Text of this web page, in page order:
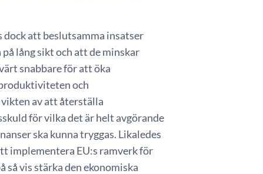
att beslutsamma insatser
lång sikt och att de minskar
snabbare för att öka
och
av att återställa
för vilka det är helt avgörande
ska kunna tryggas. Likaledes
implementera EU:s ramverk för
vis stärka den ekonomiska